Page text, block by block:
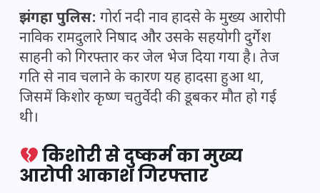
झंगहा पुलिस: गोर्रा नदी नाव हादसे के मुख्य आरोपी
नाविक रामदुलारे निषाद और उसके सहयोगी दुर्गेश
साहनी को गिरफ्तार कर जेल भेज दिया गया है। तेज
गति से नाव चलाने के कारण यह हादसा हुआ था,
जिसमें किशोर कृष्ण चतुर्वेदी की डूबकर मौत हो गई
थी।
किशोरी से दुष्कर्म का मुख्य
आरोपी आकाश गिरफ्तार